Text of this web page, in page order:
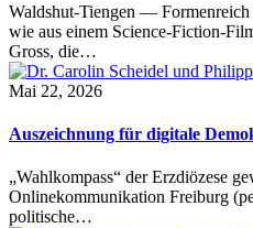
Waldshut-Tiengen —
wie aus einem Science-Fiction-
Gross, die…
Mai 22, 2026
Auszeichnung für digitale
„Wahlkompass“ der Erzdiözese
Onlinekommunikation Freiburg
politische…